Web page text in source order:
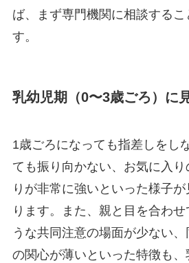
ば、まず専門機関に相談するこ
す。
乳幼児期（0〜3歳ごろ）に
1歳ごろになっても指差しをし
ても振り向かない、お気に入
りが非常に強いといった様子
ります。また、親と目を合わ
うな共同注意の場面が少ない
の関心が薄いといった特徴も